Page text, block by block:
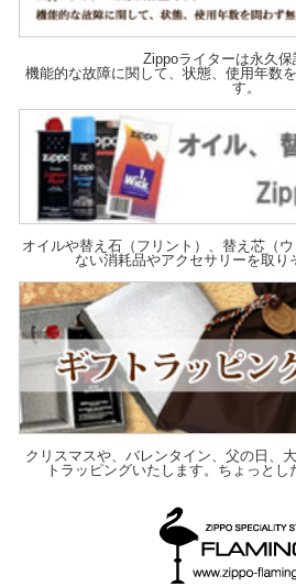
Zippoライターは永久保
機能的な故障に関して、状態、使用年数
す。
オイルや替え石（フリント）、替え芯（
ない消耗品やアクセサリーを取り
クリスマスや、バレンタイン、父の日、
トラッピングいたします。ちょっとし